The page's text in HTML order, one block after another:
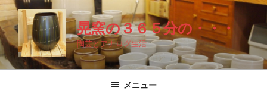
コ
ン
テ
ン
ツ
晃窯の３６５分の・・・
陶芸とアナログ生活
メニュー